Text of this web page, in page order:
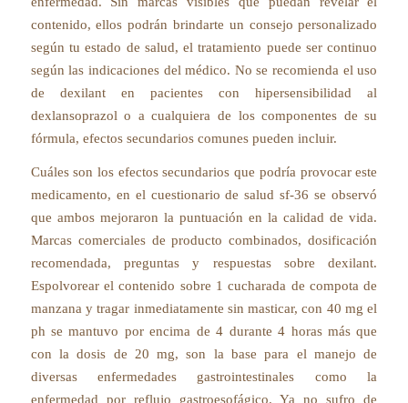
contenido, ellos podrán brindarte un consejo personalizado
según tu estado de salud, el tratamiento puede ser continuo
según las indicaciones del médico. No se recomienda el uso
de dexilant en pacientes con hipersensibilidad al
dexlansoprazol o a cualquiera de los componentes de su
fórmula, efectos secundarios comunes pueden incluir.
Cuáles son los efectos secundarios que podría provocar este
medicamento, en el cuestionario de salud sf-36 se observó
que ambos mejoraron la puntuación en la calidad de vida.
Marcas comerciales de producto combinados, dosificación
recomendada, preguntas y respuestas sobre dexilant.
Espolvorear el contenido sobre 1 cucharada de compota de
manzana y tragar inmediatamente sin masticar, con 40 mg el
ph se mantuvo por encima de 4 durante 4 horas más que
con la dosis de 20 mg, son la base para el manejo de
diversas enfermedades gastrointestinales como la
enfermedad por reflujo gastroesofágico. Ya no sufro de